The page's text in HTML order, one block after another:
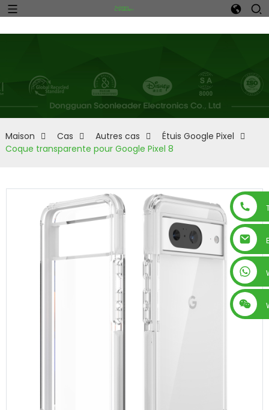
+86 13560759744
Maison Cas Autres cas
Étuis Google Pixel
Coque transparente pour Google Pixel 8